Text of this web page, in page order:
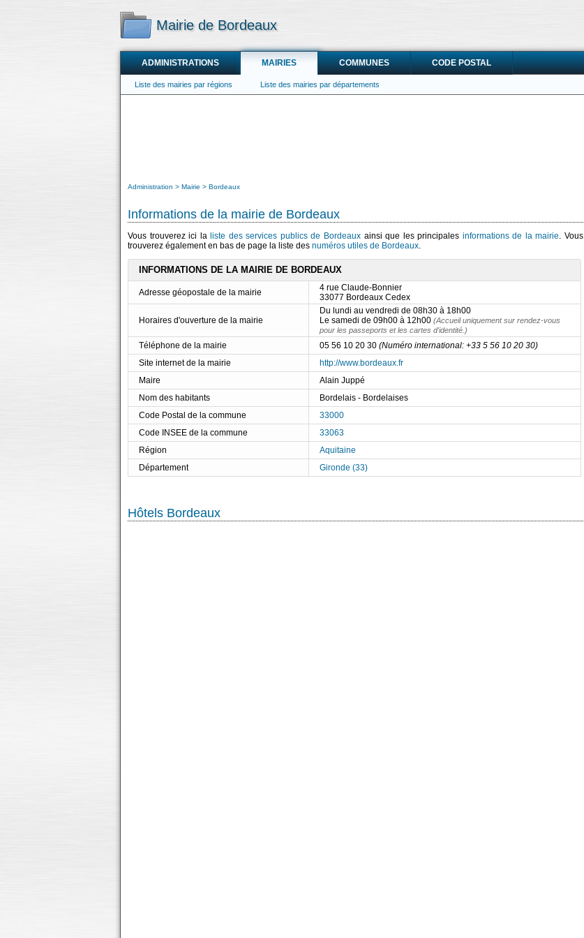
Mairie de Bordeaux
ADMINISTRATIONS MAIRIES COMMUNES CODE POSTAL
Liste des mairies par régions Liste des mairies par départements
Administration Mairie Bordeaux
Informations de la mairie de Bordeaux
Vous trouverez ici la liste des services publics de Bordeaux ainsi que les principales informations de la mairie. Vous
trouverez également en bas de page la liste des numéros utiles de Bordeaux.
INFORMATIONS DE LA MAIRIE DE BORDEAUX
Adresse géopostale de la mairie
4 rue Claude-Bonnier
33077 Bordeaux Cedex
Horaires d'ouverture de la mairie
Du lundi au vendredi de 08h30 à 18h00
Le samedi de 09h00 à 12h00 (Accueil uniquement sur rendez-vous
pour les passeports et les cartes d'identité.)
Téléphone de la mairie 05 56 10 20 30 (Numéro international: +33 5 56 10 20 30)
Site internet de la mairie
http://www.bordeaux.fr
Maire
Alain Juppé
Nom des habitants
Bordelais - Bordelaises
Code Postal de la commune
33000
Code INSEE de la commune
33063
Région
Aquitaine
Département
Gironde (33)
Hôtels Bordeaux